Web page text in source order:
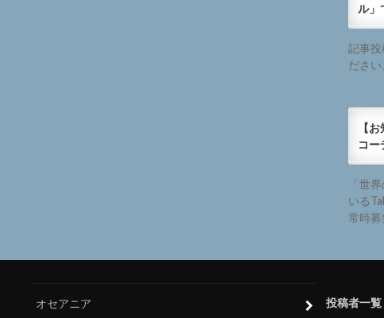
ル」
記事投
ださ
【
コー
「世
いる
常時
オセアニア 投稿者一覧